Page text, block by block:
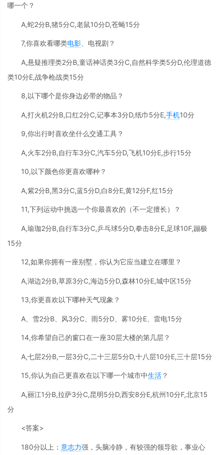
哪一个？
A,蛇2分B,猪5分C,老鼠10分D,苍蝇15分
7,你喜欢看哪类电影 、电视剧？
A,悬疑推理类2分B,童话神话类3分C,自然科学类5分D,伦理道德
类10分E,战争枪战类15分
8,以下哪个是你身边必带的物品？
A,打火机2分B,口红2分C,记事本3分D,纸巾5分E,手机10分
9,你出行时喜欢坐什么交通工具？
A,火车2分B,自行车3分C,汽车5分D,飞机10分E,步行15分
10,以下颜色你更喜欢哪种？
A,紫2分B,黑3分C,蓝5分D,白8分E,黄12分F,红15分
11,下列运动中挑选一个你最喜欢的（不一定擅长）？
A,瑜珈2分B,自行车3分C,乒乓球5分D,拳击8分E,足球10F,蹦极
15分
12,如果你拥有一座别墅，你认为它应当建立在哪里？
A,湖边2分B,草原3分C,海边5分D,森林10分E,城中区15分
13,你更喜欢以下哪种天气现象？
A、雪2分B、风3分C、雨5分D、雾10分E、雷电15分
14,你希望自己的窗口在一座30层大楼的第几层？
A,七层2分B,一层3分C,二十三层5分D,十八层10分E,三十层15分
15,你认为自己更喜欢在以下哪一个城市中生活 ？
A,丽江1分B,拉萨3分C,昆明5分D,西安8分E,杭州10分F,北京15
分
<答案>
180分以上： 意志力强，头脑冷静，有较强的领导欲，事业心